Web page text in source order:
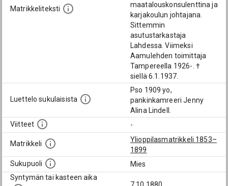
Matrikkeliteksti
maatalouskonsulenttina ja
karjakoulun johtajana.
Sittemmin
asutustarkastaja
Lahdessa. Viimeksi
Aamulehden toimittaja
Tampereella 1926-. †
siellä 6.1.1937.
Luettelo sukulaisista
Pso 1909 yo,
pankinkamreeri Jenny
Alina Lindell.
Viitteet
-
Matrikkeli
Ylioppilasmatrikkeli 1853–
1899
Sukupuoli
Mies
Syntymän tai kasteen aika